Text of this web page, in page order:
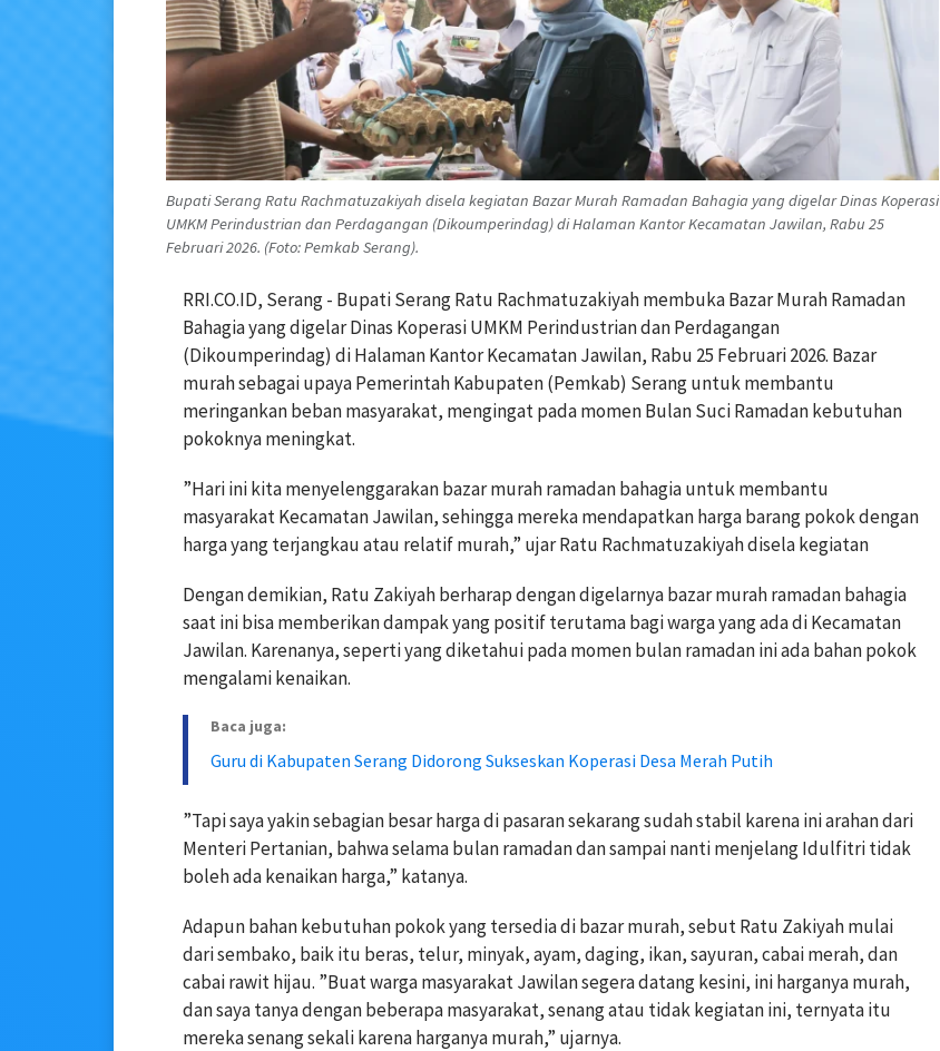
Bupati Serang Ratu Rachmatuzakiyah disela kegiatan Bazar Murah Ramadan Bahagia yang digelar Dinas Koperasi
UMKM Perindustrian dan Perdagangan (Dikoumperindag) di Halaman Kantor Kecamatan Jawilan, Rabu 25
Februari 2026. (Foto: Pemkab Serang).
RRI.CO.ID, Serang - Bupati Serang Ratu Rachmatuzakiyah membuka Bazar Murah Ramadan
Bahagia yang digelar Dinas Koperasi UMKM Perindustrian dan Perdagangan
(Dikoumperindag) di Halaman Kantor Kecamatan Jawilan, Rabu 25 Februari 2026. Bazar
murah sebagai upaya Pemerintah Kabupaten (Pemkab) Serang untuk membantu
meringankan beban masyarakat, mengingat pada momen Bulan Suci Ramadan kebutuhan
pokoknya meningkat.
”Hari ini kita menyelenggarakan bazar murah ramadan bahagia untuk membantu
masyarakat Kecamatan Jawilan, sehingga mereka mendapatkan harga barang pokok dengan
harga yang terjangkau atau relatif murah,” ujar Ratu Rachmatuzakiyah disela kegiatan
Dengan demikian, Ratu Zakiyah berharap dengan digelarnya bazar murah ramadan bahagia
saat ini bisa memberikan dampak yang positif terutama bagi warga yang ada di Kecamatan
Jawilan. Karenanya, seperti yang diketahui pada momen bulan ramadan ini ada bahan pokok
mengalami kenaikan.
Baca juga:
Guru di Kabupaten Serang Didorong Sukseskan Koperasi Desa Merah Putih
”Tapi saya yakin sebagian besar harga di pasaran sekarang sudah stabil karena ini arahan dari
Menteri Pertanian, bahwa selama bulan ramadan dan sampai nanti menjelang Idulfitri tidak
boleh ada kenaikan harga,” katanya.
Adapun bahan kebutuhan pokok yang tersedia di bazar murah, sebut Ratu Zakiyah mulai
dari sembako, baik itu beras, telur, minyak, ayam, daging, ikan, sayuran, cabai merah, dan
cabai rawit hijau. ”Buat warga masyarakat Jawilan segera datang kesini, ini harganya murah,
dan saya tanya dengan beberapa masyarakat, senang atau tidak kegiatan ini, ternyata itu
mereka senang sekali karena harganya murah,” ujarnya.